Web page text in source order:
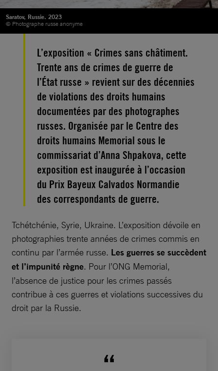
Saratov, Russie. 2023
© Photographe russe anonyme
L’exposition « Crimes sans châtiment.
Trente ans de crimes de guerre de
l’État russe » revient sur des décennies
de violations des droits humains
documentées par des photographes
russes. Organisée par le Centre des
droits humains Memorial sous le
commissariat d’Anna Shpakova, cette
exposition est inaugurée à l’occasion
du Prix Bayeux Calvados Normandie
des correspondants de guerre.
Tchétchénie, Syrie, Ukraine. L’exposition dévoile en
photographies trente années de crimes commis en
continu par l’armée russe. Les guerres se succèdent
et l’impunité règne. Pour l’ONG Memorial,
l’absence de justice pour les crimes passés
contribue à ces guerres et violations successives du
droit par la Russie.